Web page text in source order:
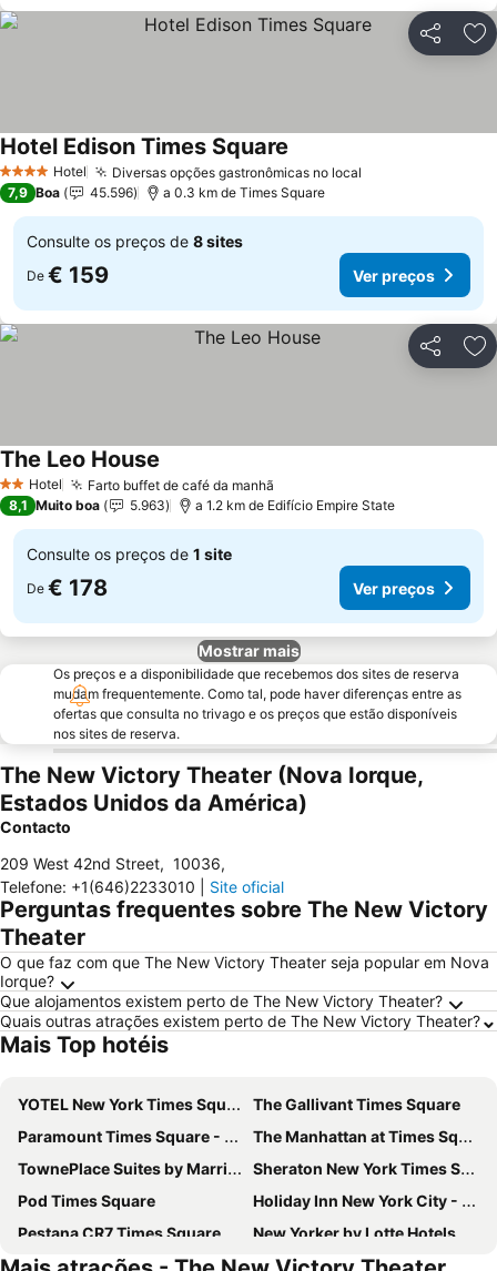
Partilhar
4 EstrelasHotel Diversas opções gastronômicas no local
Hotel Edison Times Square
7,9 Boa 45.596 a 0.3 km de Times Square
Consulte os preços de 8 sites
De € 159 Ver preços
Partilhar
2 Estrelas
Hotel Farto buffet de café da manhã
The Leo House
8,1 Muito boa 5.963 a 1.2 km de Edifício Empire State
Consulte os preços de 1 site
De € 178 Ver preços
Mostrar mais
Os preços e a disponibilidade que recebemos dos sites de reserva
mudam frequentemente. Como tal, pode haver diferenças entre as
ofertas que consulta no trivago e os preços que estão disponíveis
nos sites de reserva.
The New Victory Theater (Nova Iorque,
Estados Unidos da América)
Contacto
209 West 42nd Street, 10036,
Telefone: +1(646)2233010 Site oficial
Perguntas frequentes sobre The New Victory
Theater
O que faz com que The New Victory Theater seja popular em Nova
Iorque?
Que alojamentos existem perto de The New Victory Theater?
Quais outras atrações existem perto de The New Victory Theater?
Mais Top hotéis
YOTEL New York Times Square
The Gallivant Times Square
Paramount Times Square - A Generator Hotel
The Manhattan at Times Square Hotel
TownePlace Suites by Marriott New York Long Island City/Manhattan View
Sheraton New York Times Square Hotel
Pod Times Square
Holiday Inn New York City - Times Square By Ihg
Pestana CR7 Times Square
New Yorker by Lotte Hotels
Hotel Riu Plaza Manhattan Times Square
Hotel Riu Plaza New York Times Square